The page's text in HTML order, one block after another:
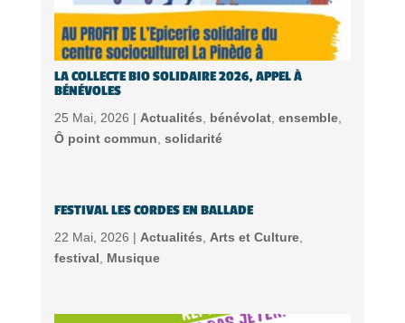
LA COLLECTE BIO SOLIDAIRE 2026, APPEL À
BÉNÉVOLES
25 Mai, 2026 | Actualités bénévolat, ensemble,
Ô point commun solidarité
FESTIVAL LES CORDES EN BALLADE
22 Mai, 2026 | Actualités Arts et Culture,
festival
Musique